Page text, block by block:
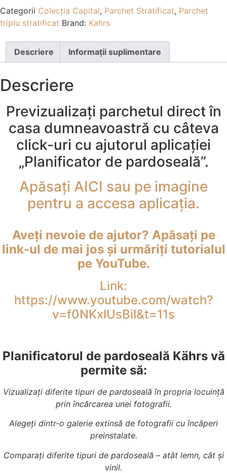
Categorii Colecția Capital, Parchet Stratificat, Parchet
triplu stratificat Brand: Kahrs
Descriere Informații suplimentare
Descriere
Previzualizați parchetul direct în
casa dumneavoastră cu câteva
click-uri cu ajutorul aplicației
„Planificator de pardoseală”.
Apăsați AICI sau pe imagine
pentru a accesa aplicația.
Aveți nevoie de ajutor? Apăsați pe
link-ul de mai jos și urmăriți tutorialul
pe YouTube.
Link:
https://www.youtube.com/watch?
v=f0NKxIUsBiI&t=11s
Planificatorul de pardoseală Kährs vă
permite să:
Vizualizați diferite tipuri de pardoseală în propria locuință
prin încărcarea unei fotografii.
Alegeți dintr-o galerie extinsă de fotografii cu încăperi
preinstalate.
Comparați diferite tipuri de pardoseală – atât lemn, cât și
vinil.